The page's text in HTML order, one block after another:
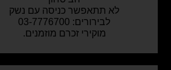
לא תתאפשר כניסה עם נשק
לבירורים: 03-7776700
מוקירי זכרם מוזמנים.